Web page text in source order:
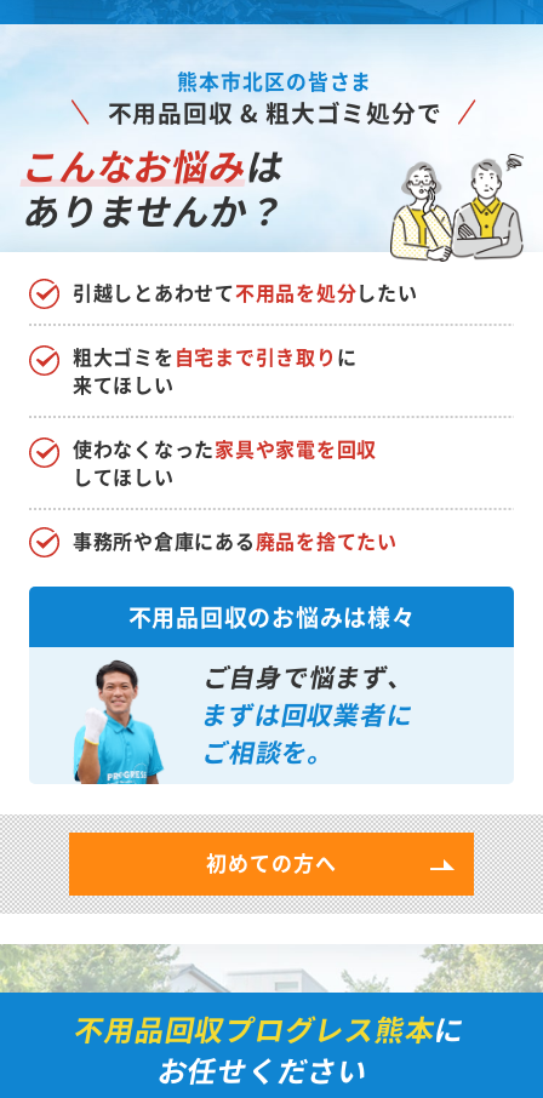
熊本市北区の皆さま
不用品回収 & 粗大ゴミ処分で
こんなお悩みは
ありませんか？
引越しとあわせて不用品を処分したい
使わなくなった家具や家電を回収
してほしい
粗大ゴミを自宅まで引き取り に
来てほしい
事務所や倉庫にある廃品を捨てたい
不用品回収のお悩みは様々
ご自身で悩まず、
まずは回収業者に
ご相談を。
初めての方へ
不用品回収プログレス熊本に
お任せください